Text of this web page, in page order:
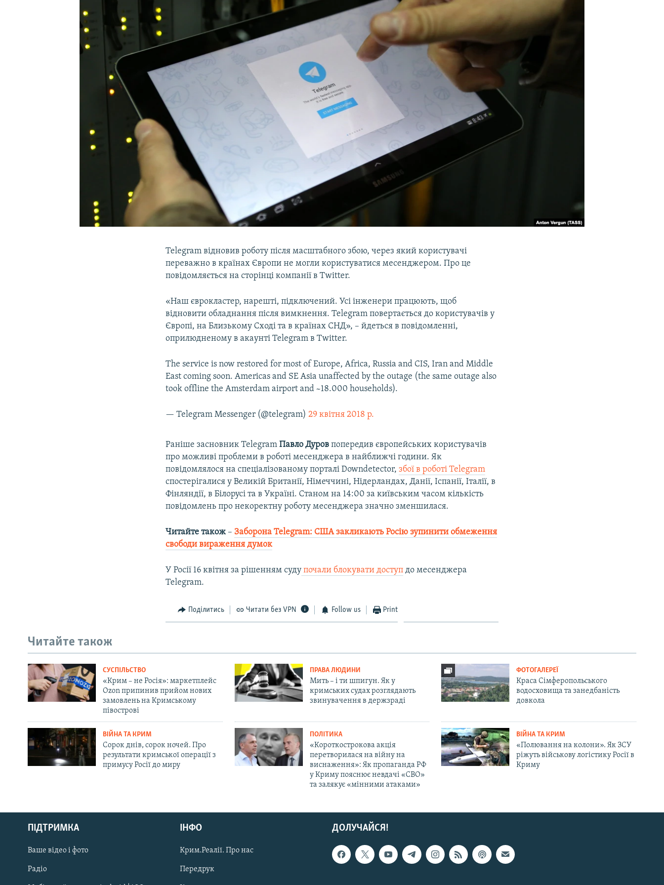
УКРАЇНСЬКА ПРОБЛЕМА КРИМУ
Русский
Qırımtatar
ДОЛУЧАЙСЯ!
Telegram відновив роботу після масштабного збою, через який користувачі
переважно в країнах Європи не могли користуватися месенджером. Про це
повідомляється на сторінці компанії в Twitter.
«Наш єврокластер, нарешті, підключений. Усі інженери працюють, щоб
відновити обладнання після вимкнення. Telegram повертається до користувачів у
Європі, на Близькому Сході та в країнах СНД», – йдеться в повідомленні,
оприлюдненому в акаунті Telegram в Twitter.
The service is now restored for most of Europe, Africa, Russia and CIS, Iran and Middle
East coming soon. Americas and SE Asia unaffected by the outage (the same outage also
took offline the Amsterdam airport and ~18.000 households).
— Telegram Messenger (@telegram)29 квітня 2018 р.
Раніше засновник Telegram Павло Дуровпопередив європейських користувачів
про можливі проблеми в роботі месенджера в найближчі години. Як
повідомлялося на спеціалізованому порталі Downdetector,збої в роботі Telegram
спостерігалися у Великій Британії, Німеччині, Нідерландах, Данії, Іспанії, Італії, в
Фінляндії, в Білорусі та в Україні. Станом на 14:00 за київським часом кількість
повідомлень про некоректну роботу месенджера значно зменшилася.
Читайте також –​ Заборона Telegram: США закликають Росію зупинити обмеження
свободи вираження думок
У Росії 16 квітня за рішенням суду почали блокувати доступ до месенджера
Telegram.
Поділитись Читати без VPN Follow us Print
Читайте також
СУСПІЛЬСТВО
«Крим – не Росія»: маркетплейс
Ozon припинив прийом нових
замовлень на Кримському
півострові
ПРАВА ЛЮДИНИ
Мить – і ти шпигун. Як у
кримських судах розглядають
звинувачення в держзраді
ФОТОГАЛЕРЕЇ
Краса Сімферопольського
водосховища та занедбаність
довкола
ВІЙНА ТА КРИМ
Сорок днів, сорок ночей. Про
результати кримської операції з
примусу Росії до миру
ПОЛІТИКА
«Короткострокова акція
перетворилася на війну на
виснаження»: Як пропаганда РФ
у Криму пояснює невдачі «СВО»
та залякує «мінними атаками»
ВІЙНА ТА КРИМ
«Полювання на колони». Як ЗСУ
ріжуть військову логістику Росії в
Криму
ДОЛУЧАЙСЯ!
ПІДТРИМКА
Ваше відео і фото
Радіо
ІНФО
Крим.Реалії. Про нас
Передрук